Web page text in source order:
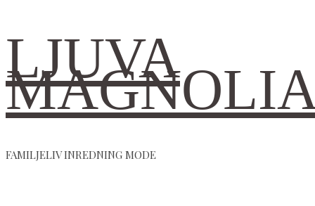
LJUVA
FAMILJELIV INREDNING MODE